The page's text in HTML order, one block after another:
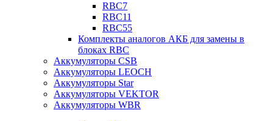
RBC7
RBC11
RBC55
Комплекты аналогов АКБ для замены в
блоках RBC
Аккумуляторы CSB
Аккумуляторы LEOCH
Аккумуляторы Star
Аккумуляторы VEKTOR
Аккумуляторы WBR